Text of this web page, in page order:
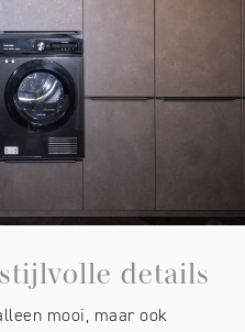
details
mooi, maar ook